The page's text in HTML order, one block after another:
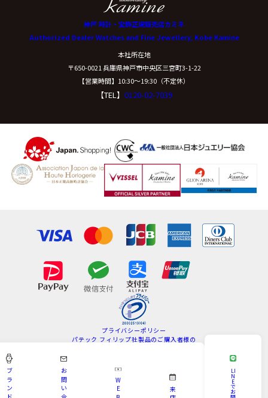
神戸 時計・宝飾正規販売店カミネ
Authorized Dealer Watches and Fine Jewellery, Kobe Kamine
本社所在地
〒650-0021 兵庫県神戸市中央区三宮町3-1-22
【営業時間】10:30〜19:30（不定休）
【TEL】 0120-02-7039
プライバシーポリシー
パテック フィリップ社製品のご購入者様の
サイトマップ
Copyright © KAMINE All Rights Reserved.
ブ
ラ
ン
お
問
い
W
E 来
LI
N
E
で
お